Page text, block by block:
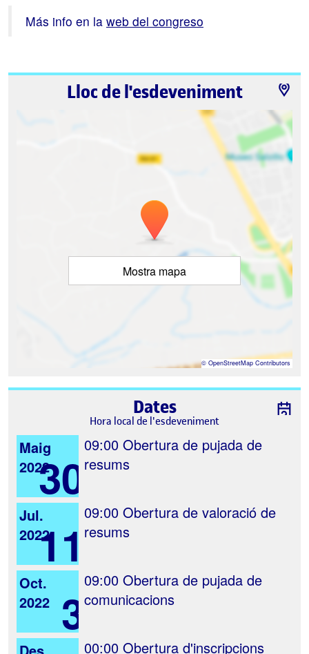
Más info en la web del congreso
Lloc de l'esdeveniment
Mostra mapa
© OpenStreetMap Contributors
Dates
Hora local de l'esdeveniment
Maig
202230
09:00 Obertura de pujada de
resums
Jul.
202211
09:00 Obertura de valoració de
resums
Oct.
2022
3
09:00 Obertura de pujada de
comunicacions
00:00 Obertura d'inscripcions